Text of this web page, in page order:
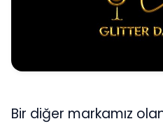
Bir diğer markamız